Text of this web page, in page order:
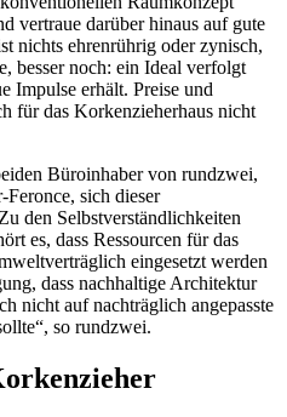
vertraue darüber hinaus auf gute
nichts ehrenrührig oder zynisch,
besser noch: ein Ideal verfolgt
Impulse erhält. Preise und
für das Korkenzieherhaus nicht
Büro­inhaber von rundzwei,
sich dieser
den Selbstverständlichkeiten
es, dass Ressourcen für das
eingesetzt werden
dass nachhaltige Architektur
nicht auf nachträglich angepasste
so rundzwei.